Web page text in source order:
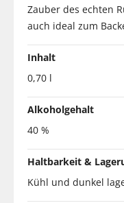
Zauber des echten
auch ideal zum
Inhalt
0,70 l
Alkoholgehalt
40 %
Haltbarkeit &
Kühl und dunkel